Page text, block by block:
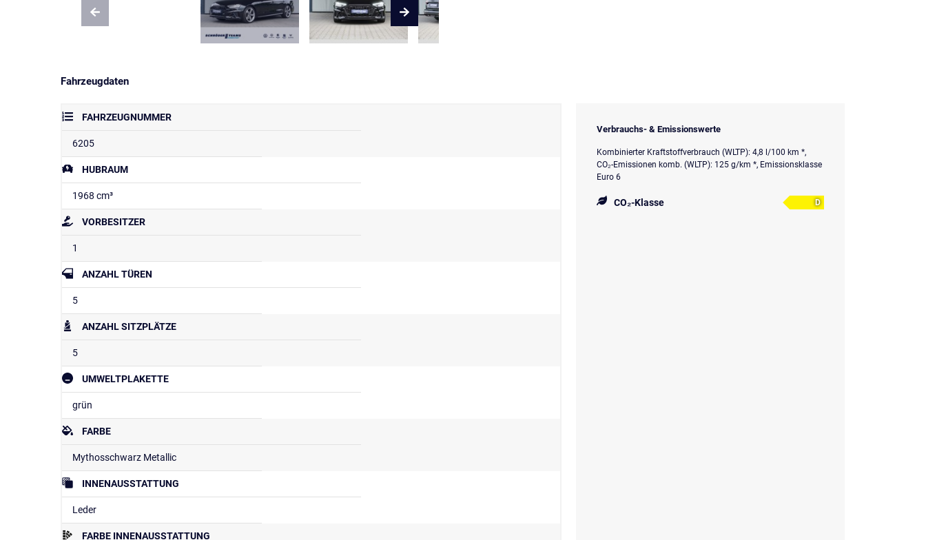
Fahrzeugdaten
FAHRZEUGNUMMER
6205
HUBRAUM
1968 cm³
VORBESITZER
1
ANZAHL TÜREN
5
ANZAHL SITZPLÄTZE
5
UMWELTPLAKETTE
grün
FARBE
Mythosschwarz Metallic
INNENAUSSTATTUNG
Leder
FARBE INNENAUSSTATTUNG
Verbrauchs- & Emissionswerte
Kombinierter Kraftstoffverbrauch (WLTP): 4,8 l/100 km *,
CO₂-Emissionen komb. (WLTP): 125 g/km *, Emissionsklasse
Euro 6
CO₂-Klasse D